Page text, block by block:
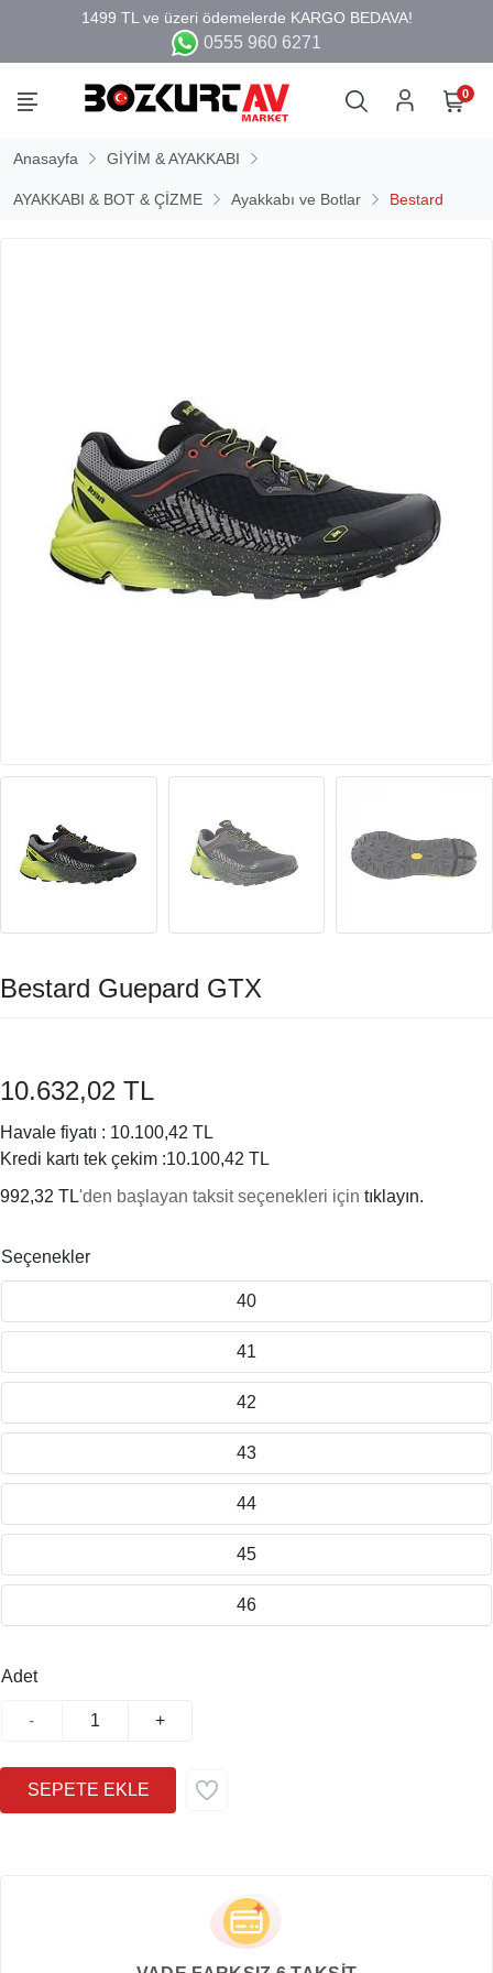
0555 960 6271
0
Anasayfa GİYİM & AYAKKABI
AYAKKABI & BOT & ÇİZME Ayakkabı ve Botlar Bestard
Bestard Guepard GTX
10.632,02 TL
Havale fiyatı : 10.100,42 TL
Kredi kartı tek çekim :10.100,42 TL
992,32 TL'den başlayan taksit seçenekleri için tıklayın.
Seçenekler
40
41
42
43
44
45
46
Adet
- +